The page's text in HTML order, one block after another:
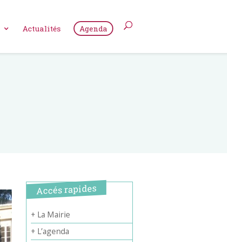
Actualités Agenda
Accés rapides
+ La Mairie
+ L’agenda